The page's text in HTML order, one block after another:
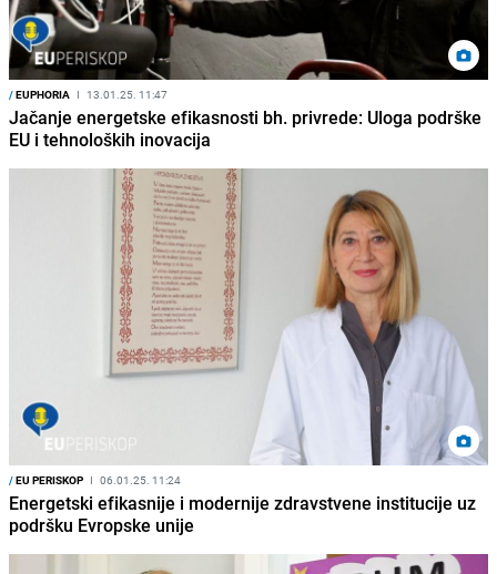
/EUPHORIA I 13.01.25. 11:47
Jačanje energetske efikasnosti bh. privrede: Uloga podrške
EU i tehnoloških inovacija
/EU PERISKOP I 06.01.25. 11:24
Energetski efikasnije i modernije zdravstvene institucije uz
podršku Evropske unije